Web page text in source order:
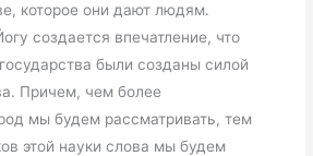
которое они дают людям.
создается впечатление, что
были созданы силой
Причем, чем более
мы будем рассматривать, тем
этой науки слова мы будем